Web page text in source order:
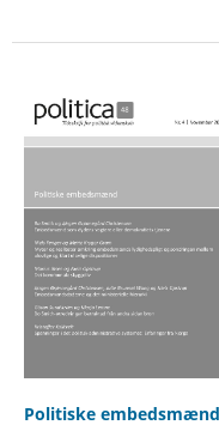
Politiske embedsmænd